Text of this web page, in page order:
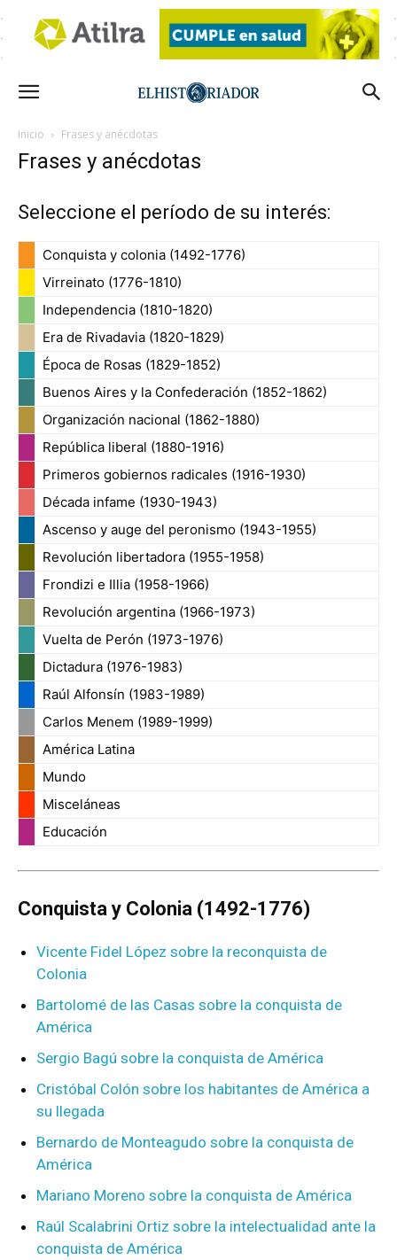
Inicio Frases y anécdotas
Frases y anécdotas
Seleccione el período de su interés:
Conquista y colonia (1492-1776)
Virreinato (1776-1810)
Independencia (1810-1820)
Era de Rivadavia (1820-1829)
Época de Rosas (1829-1852)
Buenos Aires y la Confederación (1852-1862)
Organización nacional (1862-1880)
República liberal (1880-1916)
Primeros gobiernos radicales (1916-1930)
Década infame (1930-1943)
Ascenso y auge del peronismo (1943-1955)
Revolución libertadora (1955-1958)
Frondizi e Illia (1958-1966)
Revolución argentina (1966-1973)
Vuelta de Perón (1973-1976)
Dictadura (1976-1983)
Raúl Alfonsín (1983-1989)
Carlos Menem (1989-1999)
América Latina
Mundo
Misceláneas
Educación
Conquista y Colonia (1492-1776)
Vicente Fidel López sobre la reconquista de
Colonia
Bartolomé de las Casas sobre la conquista de
América
Sergio Bagú sobre la conquista de América
Cristóbal Colón sobre los habitantes de América a
su llegada
Bernardo de Monteagudo sobre la conquista de
América
Mariano Moreno sobre la conquista de América
Raúl Scalabrini Ortiz sobre la intelectualidad ante la
conquista de América